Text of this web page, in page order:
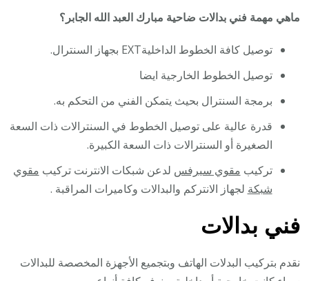
ماهي مهمة فني بدالات ضاحية مبارك العبد الله الجابر؟
توصيل كافة الخطوط الداخليةEXT بجهاز السنترال.
توصيل الخطوط الخارجية ايضا
برمجة السنترال بحيث يتمكن الفني من التحكم به.
قدرة عالية على توصيل الخطوط في السنترالات ذات السعة
الصغيرة أو السنترالات ذات السعة الكبيرة.
تركيب مقوي سيرفس لدعن شبكات الانترنت تركيب مقوي
شبكة لجهاز الانتركم والبدالات وكاميرات المراقبة .
فني بدالات
نقدم بتركيب البدلات الهاتف وبتجميع الأجهزة المخصصة للبدالات